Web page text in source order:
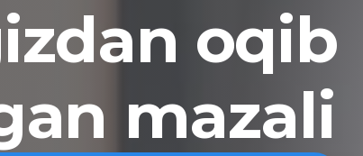
oqib
mazali